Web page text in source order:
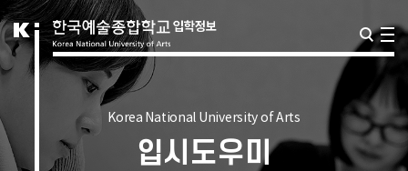
Korea National University of Arts
입시도우미